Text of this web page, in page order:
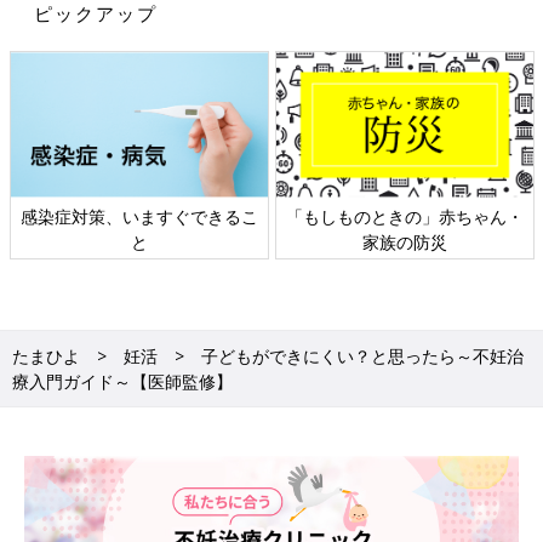
ピックアップ
症対策、いますぐできるこ
「もしものときの」赤ちゃん・
家族の防災
日
たまひよ 妊活
子どもができにくい？と思ったら～不妊治
療入門ガイド～【医師監修】